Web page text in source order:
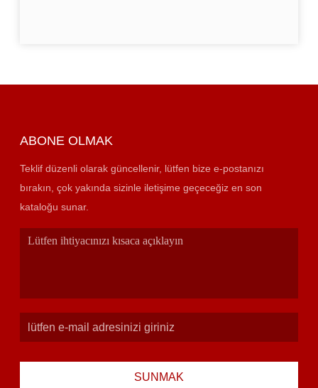
ABONE OLMAK
Teklif düzenli olarak güncellenir, lütfen bize e-postanızı
bırakın, çok yakında sizinle iletişime geçeceğiz en son
kataloğu sunar.
SUNMAK